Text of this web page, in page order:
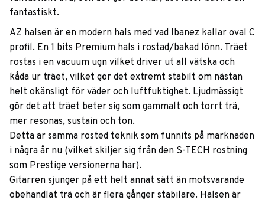
fantastiskt.
AZ halsen är en modern hals med vad Ibanez kallar oval C
profil. En 1 bits Premium hals i rostad/bakad lönn. Träet
rostas i en vacuum ugn vilket driver ut all vätska och
kåda ur träet, vilket gör det extremt stabilt om nästan
helt okänsligt för väder och luftfuktighet. Ljudmässigt
gör det att träet beter sig som gammalt och torrt trä,
mer resonas, sustain och ton.
Detta är samma rosted teknik som funnits på marknaden
i några år nu (vilket skiljer sig från den S-TECH rostning
som Prestige versionerna har).
Gitarren sjunger på ett helt annat sätt än motsvarande
obehandlat trä och är flera gånger stabilare. Halsen är